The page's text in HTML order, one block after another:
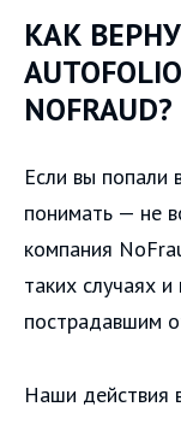
КАК
NOFRAUD?
Если вы попали
понимать — не
компания
таких случаях
пострадавшим
Наши действия